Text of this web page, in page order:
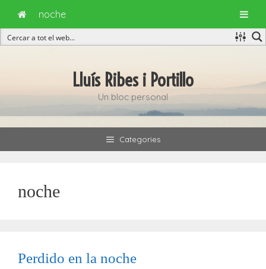
Lluís Ribes i Portillo
Un bloc personal
Categories
noche
Perdido en la noche
noche